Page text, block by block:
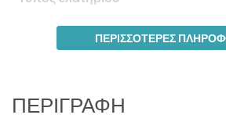
ΠΕΡΙΣΣΌΤΕΡΕΣ
ΠΕΡΙΓΡΑΦΉ